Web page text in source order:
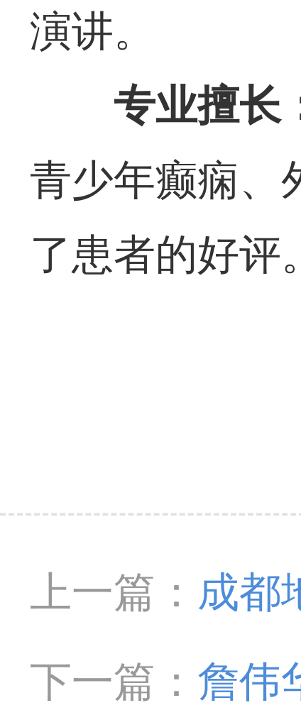
演讲。
专业擅长
青少年癫痫、
了患者的好评。
上一篇： 成都
家讲解患者饮
下一篇： 詹伟